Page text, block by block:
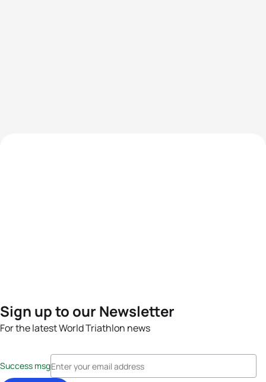
Sign up to our Newsletter
For the latest World Triathlon news
Success msg